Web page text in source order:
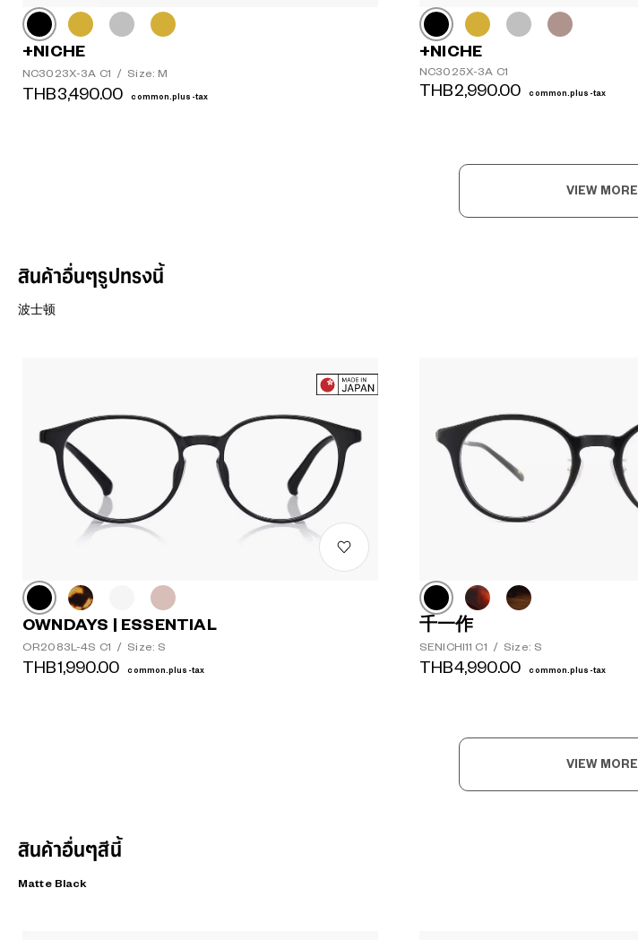
+NICHE
NC3023X-3A C1 / Size: M
THB3,490.00 common.plus-tax
+NICHE
NC3025X-3A C1
THB2,990.00 common.plus-tax
VIEW MORE
สินค้าอื่นๆรูปทรงนี้
波士顿
OWNDAYS | ESSENTIAL
OR2083L-4S C1 / Size: S
THB1,990.00 common.plus-tax
千一作
SENICHI11 C1 / Size: S
THB4,990.00 common.plus-tax
VIEW MORE
สินค้าอื่นๆสีนี้
Matte Black